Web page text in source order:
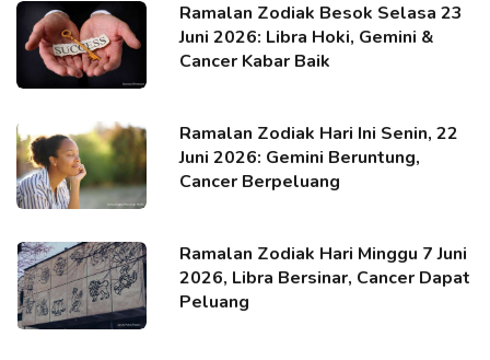
Ramalan Zodiak Besok Selasa 23
Juni 2026: Libra Hoki, Gemini &
Cancer Kabar Baik
Ramalan Zodiak Hari Ini Senin, 22
Juni 2026: Gemini Beruntung,
Cancer Berpeluang
Ramalan Zodiak Hari Minggu 7 Juni
2026, Libra Bersinar, Cancer Dapat
Peluang